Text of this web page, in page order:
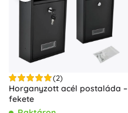
(2)
Horganyzott acél postaláda –
fekete